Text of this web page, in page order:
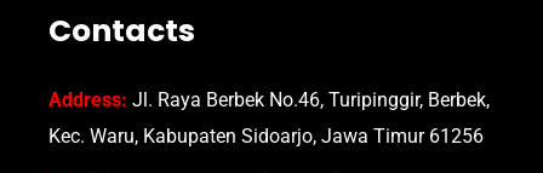
Contacts
Address: Jl. Raya Berbek No.46, Turipinggir, Berbek,
Kec. Waru, Kabupaten Sidoarjo, Jawa Timur 61256